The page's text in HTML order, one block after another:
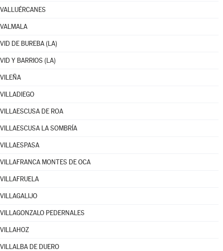
VALLUÉRCANES
VALMALA
VID DE BUREBA (LA)
VID Y BARRIOS (LA)
VILEÑA
VILLADIEGO
VILLAESCUSA DE ROA
VILLAESCUSA LA SOMBRÍA
VILLAESPASA
VILLAFRANCA MONTES DE OCA
VILLAFRUELA
VILLAGALIJO
VILLAGONZALO PEDERNALES
VILLAHOZ
VILLALBA DE DUERO